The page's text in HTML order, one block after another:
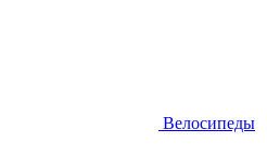
Велосипеды